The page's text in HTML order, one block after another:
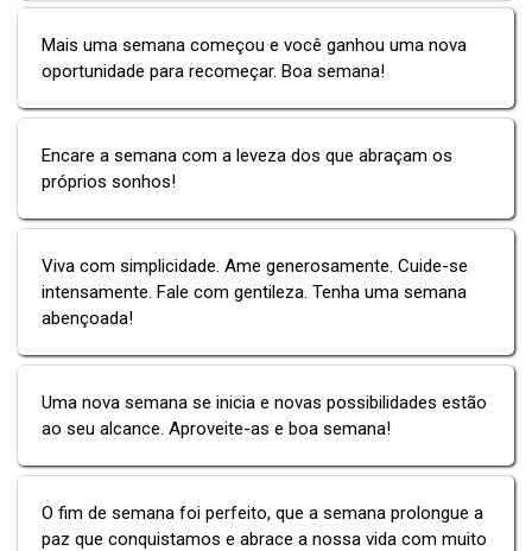
Mais uma semana começou e você ganhou uma nova
oportunidade para recomeçar. Boa semana!
Encare a semana com a leveza dos que abraçam os
próprios sonhos!
Viva com simplicidade. Ame generosamente. Cuide-se
intensamente. Fale com gentileza. Tenha uma semana
abençoada!
Uma nova semana se inicia e novas possibilidades estão
ao seu alcance. Aproveite-as e boa semana!
O fim de semana foi perfeito, que a semana prolongue a
paz que conquistamos e abrace a nossa vida com muito